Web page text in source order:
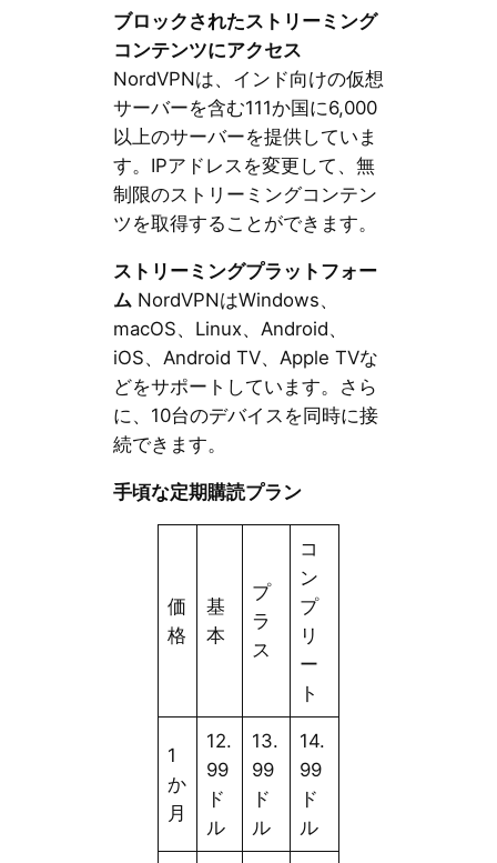
ブロックされたストリーミング
コンテンツにアクセス
NordVPNは、インド向けの仮想
サーバーを含む111か国に6,000
以上のサーバーを提供していま
す。IPアドレスを変更して、無
制限のストリーミングコンテン
ツを取得することができます。
ストリーミングプラットフォー
ム NordVPNはWindows、
macOS、Linux、Android、
iOS、Android TV、Apple TVな
どをサポートしています。さら
に、10台のデバイスを同時に接
続できます。
手頃な定期購読プラン
価
格
基
本
プ
ラ
ス
コ
ン
プ
リ
ー
ト
1
か
月
12.
99
ド
ル
13.
99
ド
ル
14.
99
ド
ル